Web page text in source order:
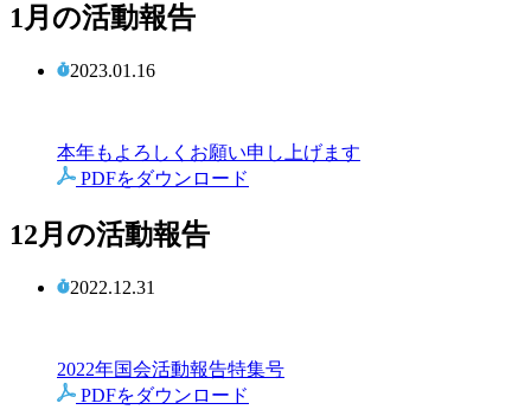
1月の活動報告
2023.01.16
本年もよろしくお願い申し上げます
PDFをダウンロード
12月の活動報告
2022.12.31
2022年国会活動報告特集号
PDFをダウンロード